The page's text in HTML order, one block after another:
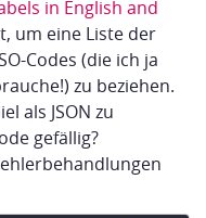
in English and
um eine Liste der
Codes (die ich ja
zu beziehen.
als JSON zu
gefällig?